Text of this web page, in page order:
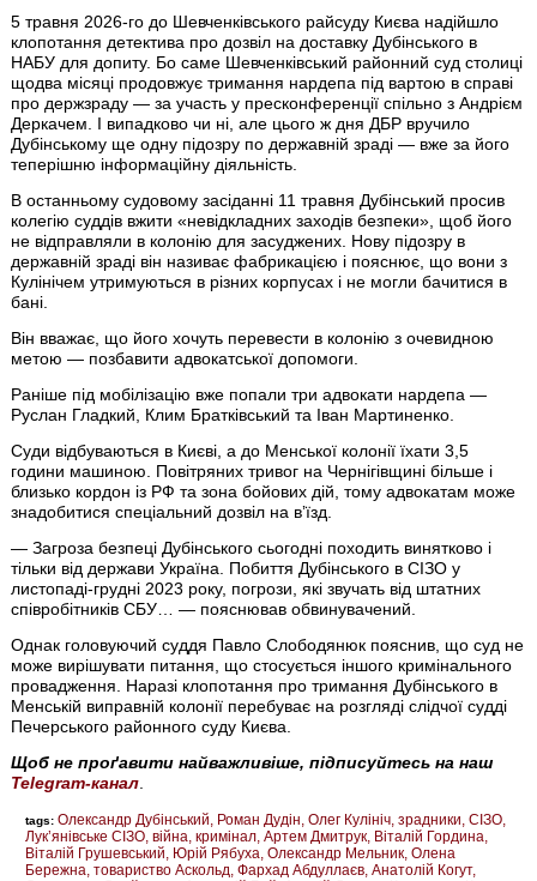
5 травня 2026-го до Шевченківського райсуду Києва надійшло
клопотання детектива про дозвіл на доставку Дубінського в
НАБУ для допиту. Бо саме Шевченківський районний суд столиці
щодва місяці продовжує тримання нардепа під вартою в справі
про держзраду — за участь у пресконференції спільно з Андрієм
Деркачем. І випадково чи ні, але цього ж дня ДБР вручило
Дубінському ще одну підозру по державній зраді — вже за його
теперішню інформаційну діяльність.
В останньому судовому засіданні 11 травня Дубінський просив
колегію суддів вжити «невідкладних заходів безпеки», щоб його
не відправляли в колонію для засуджених. Нову підозру в
державній зраді він називає фабрикацією і пояснює, що вони з
Кулінічем утримуються в різних корпусах і не могли бачитися в
бані.
Він вважає, що його хочуть перевести в колонію з очевидною
метою — позбавити адвокатської допомоги.
Раніше під мобілізацію вже попали три адвокати нардепа —
Руслан Гладкий, Клим Братківський та Іван Мартиненко.
Суди відбуваються в Києві, а до Менської колонії їхати 3,5
години машиною. Повітряних тривог на Чернігівщині більше і
близько кордон із РФ та зона бойових дій, тому адвокатам може
знадобитися спеціальний дозвіл на вʼїзд.
— Загроза безпеці Дубінського сьогодні походить винятково і
тільки від держави Україна. Побиття Дубінського в СІЗО у
листопаді-грудні 2023 року, погрози, які звучать від штатних
співробітників СБУ… — пояснював обвинувачений.
Однак головуючий суддя Павло Слободянюк пояснив, що суд не
може вирішувати питання, що стосується іншого кримінального
провадження. Наразі клопотання про тримання Дубінського в
Менській виправній колонії перебуває на розгляді слідчої судді
Печерського районного суду Києва.
Щоб не проґавити найважливіше, підписуйтесь на наш
Telegram-канал
tags:Олександр Дубінський Роман Дудін Олег Кулініч зрадники СІЗО
Лук’янівське СІЗО війна кримінал Артем Дмитрук Віталій Гордина
Віталій Грушевський Юрій Рябуха Олександр Мельник Олена
Бережна товариство Аскольд Фархад Абдуллаєв Анатолій Когут